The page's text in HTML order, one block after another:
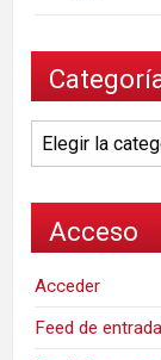
Categorías
Acceso
Acceder
Feed de